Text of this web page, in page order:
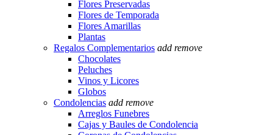
Flores Preservadas
Flores de Temporada
Flores Amarillas
Plantas
Regalos Complementarios add remove
Chocolates
Peluches
Vinos y Licores
Globos
Condolencias add remove
Arreglos Funebres
Cajas y Baules de Condolencia